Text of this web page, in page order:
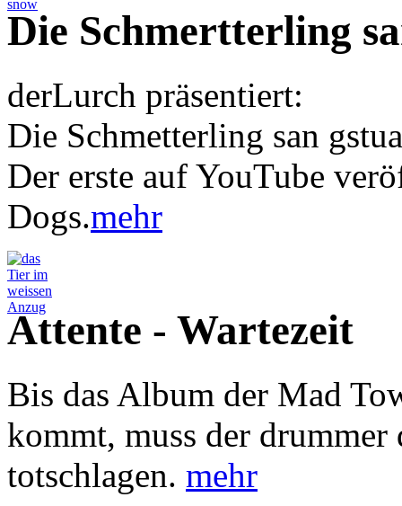
Die Schmertterling
derLurch präsentiert:
Die Schmetterling san
Der erste auf YouTube
Dogs.mehr
Attente - Wartezeit
Bis das Album der Mad
kommt, muss der
totschlagen. mehr